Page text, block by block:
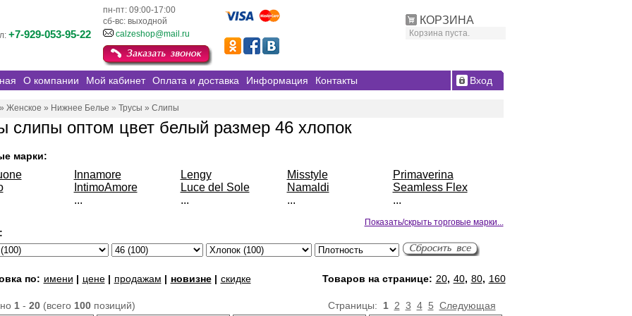
КОРЗИНА
Корзина пуста.
пн-пт: 09:00-17:00
сб-вс: выходной
+7-929-053-95-22 calzeshop@mail.ru
О компании Мой кабинет Оплата и доставка Информация Контакты Вход
» Женское » Нижнее Белье » Трусы » Слипы
слипы оптом цвет белый размер 46 хлопок
марки:
Innamore
IntimoAmore
...
Lengy
Luce del Sole
...
Misstyle
Namaldi
...
Primaverina
Seamless Flex
...
Показать/скрыть торговые марки...
по: имени | цене| продажам | новизне| скидке Товаров на странице: 20, 40, 80, 160
Страницы: 1 2 3 4 5 Следующая
1- 20(всего 100позиций)